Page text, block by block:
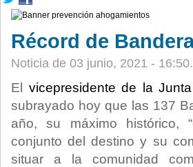
Récord de
Noticia de 03 junio, 2021 - 16:50.
El
vicepresidente de la
subrayado hoy que las 137
año, su máximo histórico,
conjunto del destino y su
situar a la comunidad